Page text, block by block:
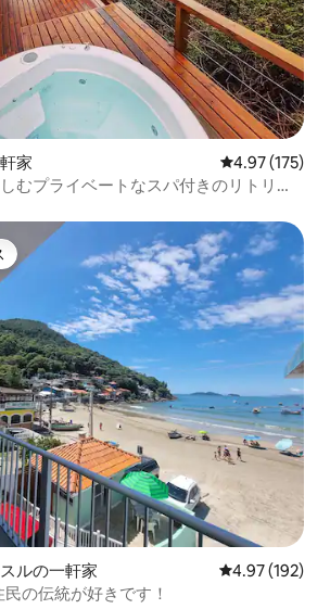
家 レビュー175
4.97 (175)
むプライベートなスパ付きのリトリー
イスです。
ルの一軒家 レビュー192
4.97 (192)
の伝統が好きです！